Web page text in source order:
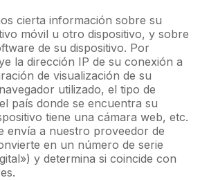
cierta información sobre su
móvil u otro dispositivo, y sobre
de su dispositivo. Por
la dirección IP de su conexión a
de visualización de su
utilizado, el tipo de
país donde se encuentra su
tiene una cámara web, etc.
envía a nuestro proveedor de
en un número de serie
y determina si coincide con